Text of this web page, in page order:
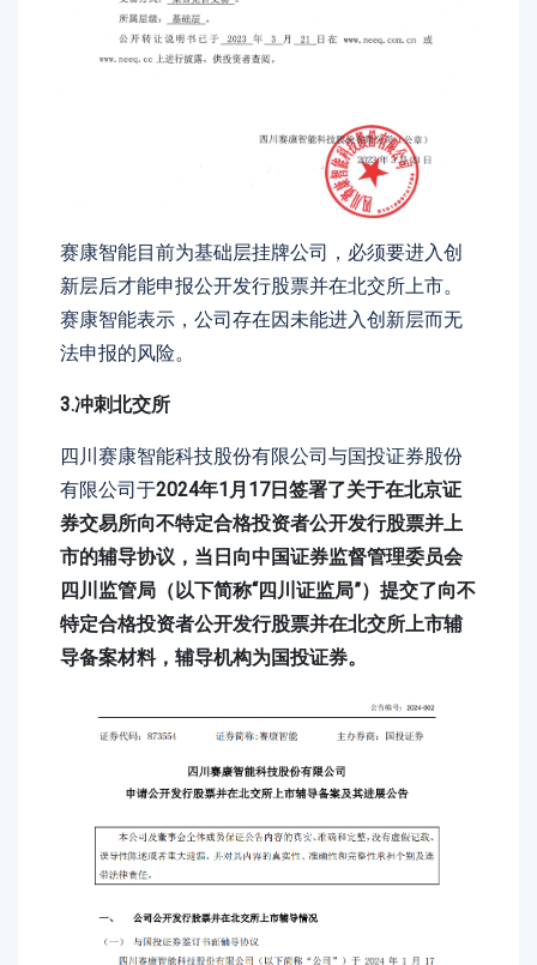
赛康智能目前为基础层挂牌公司，必须要进入创
新层后才能申报公开发行股票并在北交所上市。
赛康智能表示，公司存在因未能进入创新层而无
法申报的风险。
3.冲刺北交所
四川赛康智能科技股份有限公司与国投证券股份
有限公司于2024年1月17日签署了关于在北京证
券交易所向不特定合格投资者公开发行股票并上
市的辅导协议，当日向中国证券监督管理委员会
四川监管局（以下简称“四川证监局”）提交了向不
特定合格投资者公开发行股票并在北交所上市辅
导备案材料，辅导机构为国投证券。